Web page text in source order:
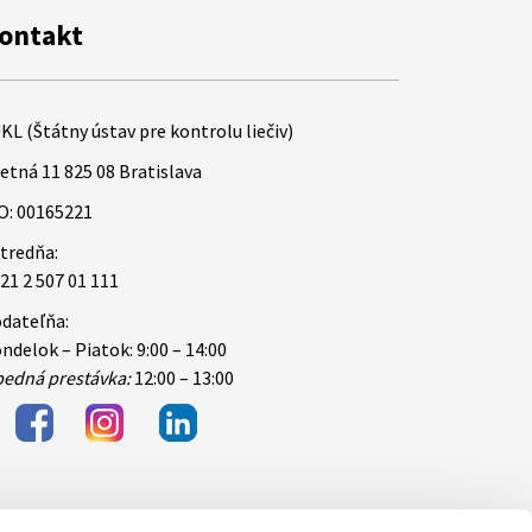
(Štátny ústav pre kontrolu liečiv)
11 825 08 Bratislava
00165221
2 507 01 111
– Piatok: 9:00 – 14:00
prestávka:12:00 – 13:00